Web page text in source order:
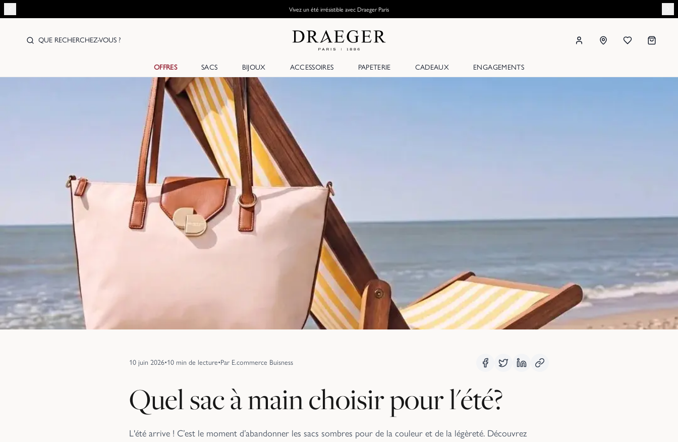
Vivez un été irrésistible avec Draeger Paris
QUE RECHERCHEZ-VOUS ?
OFFRES SACS BIJOUX ACCESSOIRES PAPETERIE CADEAUX ENGAGEMENTS
10 juin 2026•10 min de lecture•Par E.commerce Buisness
Quel sac à main choisir pour l'été?
L'été arrive ! C’est le moment d’abandonner les sacs sombres pour de la couleur et de la légèreté. Découvrez